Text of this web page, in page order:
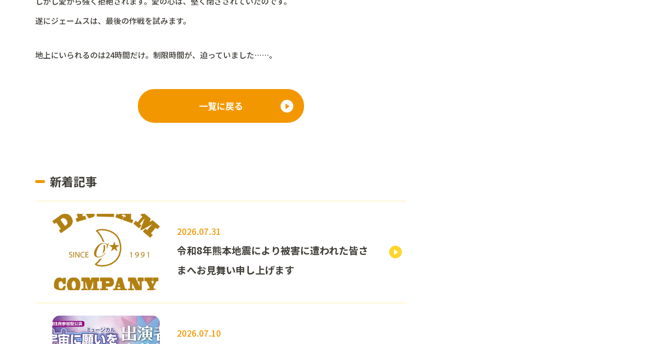
遂にジェームスは、最後の作戦を試みます。
地上にいられるのは24時間だけ。制限時間が、迫っていました……。
一覧に戻る
新着記事
2026.07.31
令和8年熊本地震により被害に遭われた皆さ
まへお見舞い申し上げます
2026.07.10